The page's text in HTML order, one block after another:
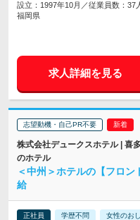
設立：1997年10月／従業員数：37
福岡県
求人詳細を見る
志望動機・自己PR不要
株式会社デュークスホテル | 喜
のホテル
＜中州＞ホテルの【フロ
給
正社員 学歴不問 女性のお